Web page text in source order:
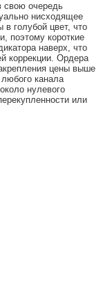
свою очередь
нисходящее
в голубой цвет, что
поэтому короткие
наверх, что
коррекции. Ордера
цены выше
канала
нулевого
или